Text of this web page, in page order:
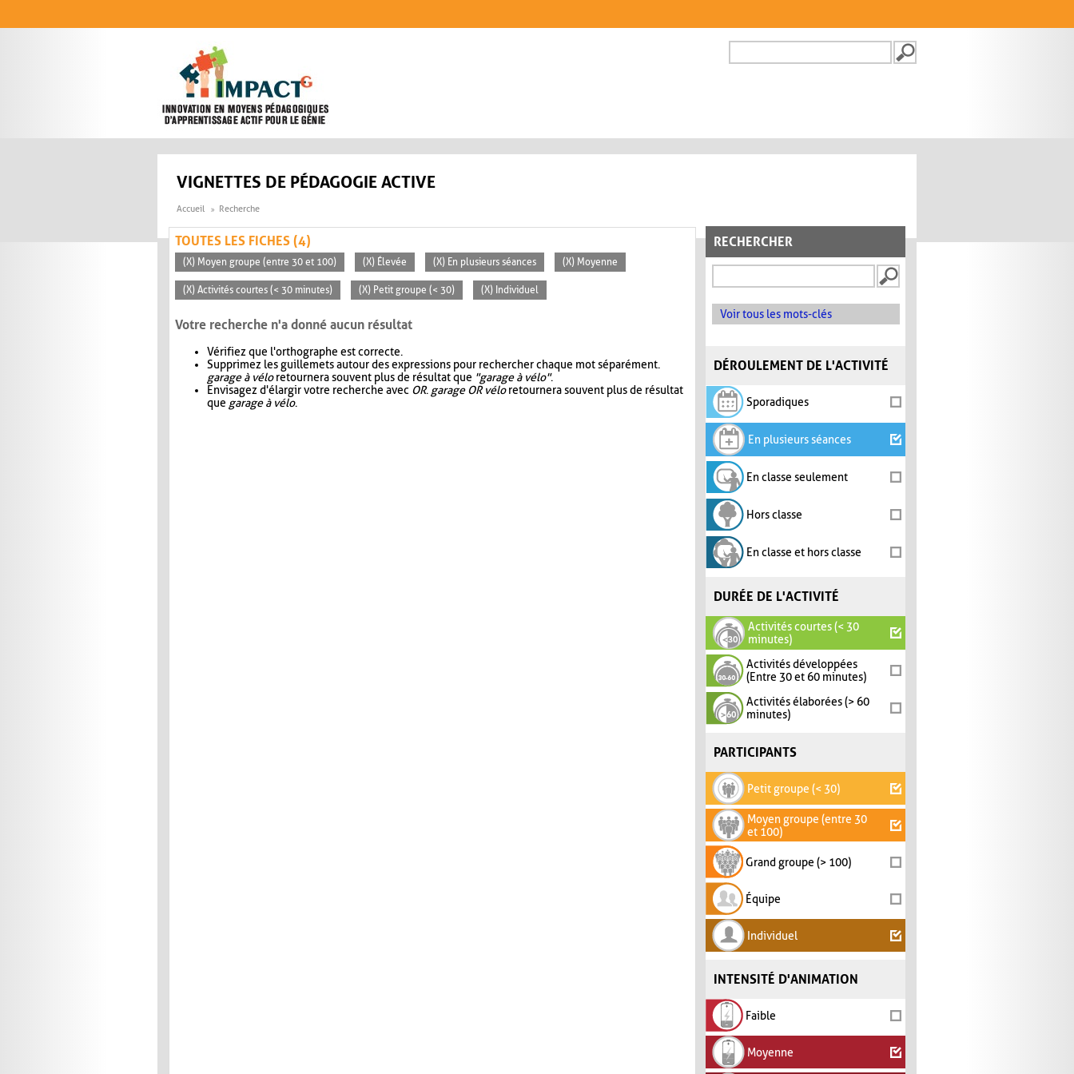
FORMULAIRE DE
VIGNETTES DE PÉDAGOGIE ACTIVE
Accueil Recherche
RECHERCHER
Voir tous les mots-clés
DÉROULEMENT DE L'ACTIVITÉ
Sporadiques
En plusieurs séances
En classe seulement
Hors classe
En classe et hors classe
DURÉE DE L'ACTIVITÉ
Activités courtes (< 30
minutes)
Activités développées
(Entre 30 et 60 minutes)
Activités élaborées (> 60
minutes)
PARTICIPANTS
Petit groupe (< 30)
Moyen groupe (entre 30
et 100)
Grand groupe (> 100)
Équipe
Individuel
INTENSITÉ D'ANIMATION
Faible
Moyenne
TOUTES LES FICHES (4)
(X) Moyen groupe (entre 30 et 100) (X) Élevée (X) En plusieurs séances (X) Moyenne
(X) Activités courtes (< 30 minutes) (X) Petit groupe (< 30) (X) Individuel
Votre recherche n'a donné aucun résultat
Vérifiez que l'orthographe est correcte.
Supprimez les guillemets autour des expressions pour rechercher chaque mot séparément.
garage à véloretournera souvent plus de résultat que "garage à vélo".
Envisagez d'élargir votre recherche avec OR. garage OR véloretournera souvent plus de résultat
que garage à vélo.